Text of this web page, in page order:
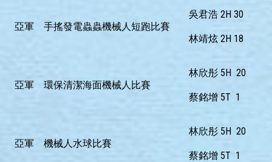
亞軍 手搖發電蟲蟲機械人短跑比賽
吳君浩 2H 30
林靖炫 2H 18
亞軍 環保清潔海面機械人比賽
林欣彤 5H 20
蔡銘增 5T 1
亞軍 機械人水球比賽
林欣彤 5H 20
蔡銘增 5T 1